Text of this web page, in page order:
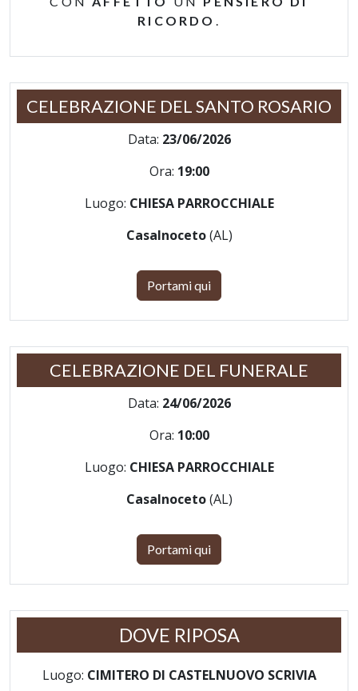
RICORDO
CELEBRAZIONE DEL SANTO ROSARIO
Data: 23/06/2026
Ora: 19:00
Luogo: CHIESA PARROCCHIALE
Casalnoceto(AL)
Portami qui
CELEBRAZIONE DEL FUNERALE
Data: 24/06/2026
Ora: 10:00
Luogo: CHIESA PARROCCHIALE
Casalnoceto(AL)
Portami qui
DOVE RIPOSA
Luogo: CIMITERO DI CASTELNUOVO SCRIVIA